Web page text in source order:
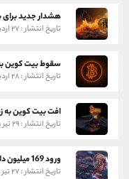
هشدار جدید
تاریخ انتشار : ۲۷ اردیبهشت ۱۴۰۵
سقوط بیت کوین به زیر 77
تاریخ انتشار : ۲۸ اردیبهشت ۱۴۰۵
افت بیت کوین به زیر 64000
تاریخ انتشار : ۲۹ تیر ۱۴۰۵
ورود 169 میلیون دلار سرمایه به ETF های بیت کوین و اتریوم
تاریخ انتشار : ۲۷ تیر ۱۴۰۵